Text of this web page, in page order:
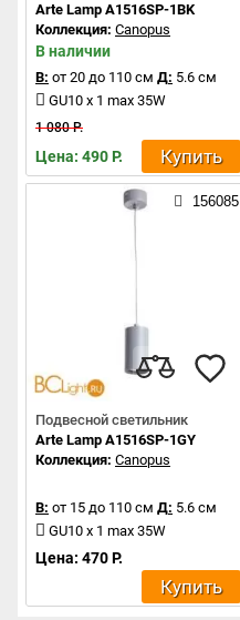
Arte Lamp A1516SP-1BK
Коллекция: Canopus
В наличии
В: от 20 до 110 см Д: 5.6 см
GU10 x 1 max 35W
1 080 Р.
Цена: 490 Р. Купить
156085
Подвесной светильник
Arte Lamp A1516SP-1GY
Коллекция: Canopus
В: от 15 до 110 см Д: 5.6 см
GU10 x 1 max 35W
Цена: 470 Р.
Купить